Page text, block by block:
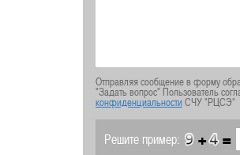
Отправляя сообщение в форму
"Задать вопрос" Пользователь
конфиденциальностиСЧУ "РЦСЭ"
Решите пример: + =